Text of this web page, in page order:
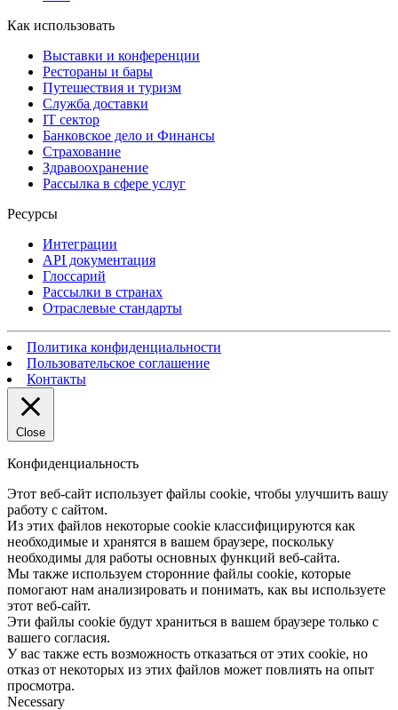
Как использовать
Выставки и конференции
Рестораны и бары
Путешествия и туризм
Служба доставки
IT сектор
Банковское дело и Финансы
Страхование
Здравоохранение
Рассылка в сфере услуг
Ресурсы
Интеграции
API документация
Глоссарий
Рассылки в странах
Отраслевые стандарты
Политика конфиденциальности
Пользовательское соглашение
Контакты
Close
Конфиденциальность
Этот веб-сайт использует файлы cookie, чтобы улучшить вашу
работу с сайтом.
Из этих файлов некоторые cookie классифицируются как
необходимые и хранятся в вашем браузере, поскольку
необходимы для работы основных функций веб-сайта.
Мы также используем сторонние файлы cookie, которые
помогают нам анализировать и понимать, как вы используете
этот веб-сайт.
Эти файлы cookie будут храниться в вашем браузере только с
вашего согласия.
У вас также есть возможность отказаться от этих cookie, но
отказ от некоторых из этих файлов может повлиять на опыт
просмотра.
Necessary